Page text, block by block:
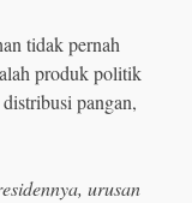
tidak pernah
produk politik
pangan,
urusan